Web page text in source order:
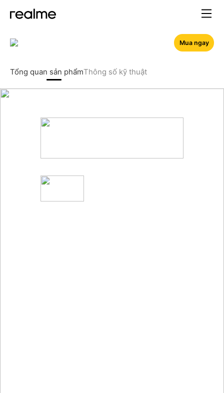
realme C71 – Pin Khủng
Tổng quan sản phẩmThông số kỹ thuật
Mua ngay